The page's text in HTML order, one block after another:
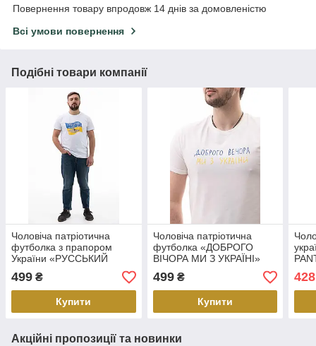
Повернення товару впродовж 14 днів за домовленістю
Всі умови повернення
Подібні товари компанії
Чоловіча патріотична
футболка з прапором
України «РУССЬКИЙ
499 ₴
Купити
Чоловіча патріотична
футболка «ДОБРОГО
ВІЧОРА МИ З УКРАЇНІ»
499₴
Купити
Акційні пропозиції та новинки